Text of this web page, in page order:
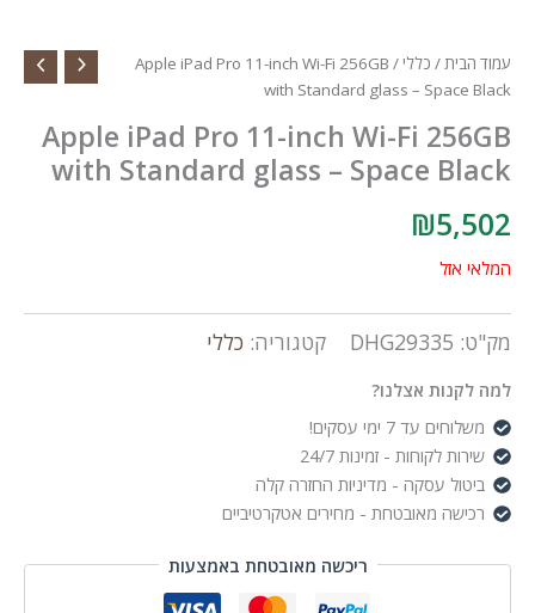
עמוד הבית/ כללי
/ Apple iPad Pro 11-inch Wi-Fi 256GB
with Standard glass – Space Black
Apple iPad Pro 11-inch Wi-Fi 256GB
with Standard glass – Space Black
₪5,502
המלאי אזל
מק"ט: DHG29335 קטגוריה: כללי
למה לקנות אצלנו?
משלוחים עד 7 ימי עסקים!
שירות לקוחות - זמינות 24/7
ביטול עסקה - מדיניות החזרה קלה
רכישה מאובטחת - מחירים אטקרטיביים
ריכשה מאובטחת באמצעות